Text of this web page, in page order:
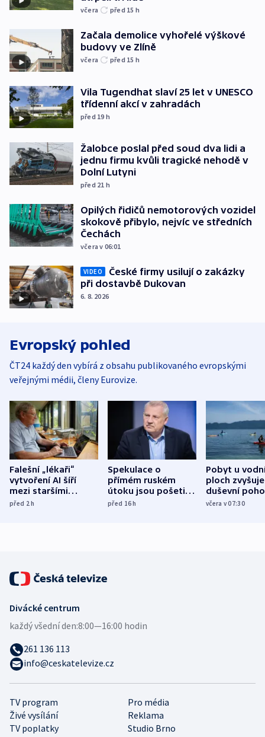
včera před 15 h
Začala demolice vyhořelé výškové
budovy ve Zlíně
včera před 15 h
Vila Tugendhat slaví 25 let v UNESCO
třídenní akcí v zahradách
před 19 h
Žalobce poslal před soud dva lidi a
jednu firmu kvůli tragické nehodě v
Dolní Lutyni
před 21 h
Opilých řidičů nemotorových vozidel
skokově přibylo, nejvíc ve středních
Čechách
včera v 06:01
VIDEO
České firmy usilují o zakázky
při dostavbě Dukovan
6. 8. 2026
Evropský pohled
ČT24 každý den vybírá z obsahu publikovaného evropskými
veřejnými médii, členy Eurovize.
Falešní „lékaři“
vytvoření AI šíří
mezi staršími
Poláky nebezpečné
před 2h
Spekulace o
přímém ruském
útoku jsou pošetilé,
míní estonský
před 16h
Pobyt u
ploch zvyšuje
duševní
ukázala
včera v 07:30
TV program
Pro média
Živé vysílání
Reklama
TV poplatky
Studio Brno
Divácké centrum
každý všední den:8:00—16:00 hodin
261 136 113
info@ceskatelevize.cz